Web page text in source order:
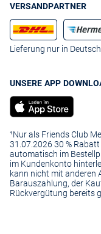
VERSANDPARTNER
Lieferung nur in
UNSERE APP
¹Nur als Friends Club
31.07.2026 30 %
automatisch im
im Kundenkonto
kann nicht mit anderen
Barauszahlung, der
Rückvergütung bereits